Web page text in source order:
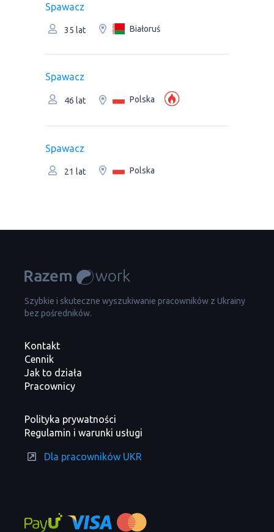
Spawacz
35 lat Białoruś
Spawacz
46 lat Polska
Spawacz
21 lat Polska
Szybkie i skuteczne wyszukiwanie pracowników z Ukrainy
bez pośredników.
Kontakt
Cennik
Jak to działa
Pracownicy
Polityka prywatności
Regulamin i warunki usługi
Dla pracowników UKR